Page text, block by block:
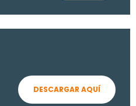
DESCARGAR AQUÍ